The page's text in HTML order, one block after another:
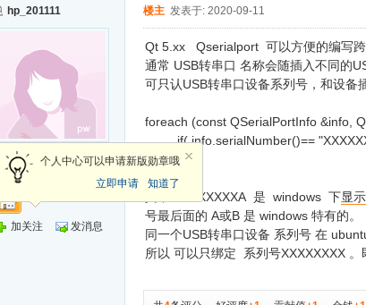
hp_201111
侠客
个人中心可以申请新版勋章哦
立即申请
知道了
加关注 发消息
楼主 发表于: 2020-09-11
Qt 5.xx Qserialport 可以方便的编写
通常 USB转串口 名称会随插入不同的
可只认USB转串口设备系列号，和设备
foreach (const QSerialPortInfo &info,
if( info.serialNumber()==
}
}
其中 XXXXXXXXA 是 windows 下显示
号最后面的 A或B 是 windows 特有的。
同一个USB转串口设备 系列号 在
所以 可以只绑定 系列号XXXXXXXX 。